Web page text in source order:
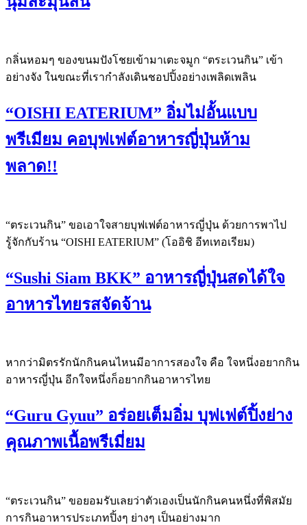
กลิ่นหอมๆ ของขนมปังโชยเข้ามาเตะจมูก “ตระเวนกิน” เข้า
อย่างจัง ในขณะที่เรากำลังเดินชอปปิ้งอย่างเพลิดเพลิน
“OISHI EATERIUM” อิ่มไม่อั้นแบบ
พรีเมียม คอบุฟเฟต์อาหารญี่ปุ่นห้าม
พลาด!!
“ตระเวนกิน” ขอเอาใจสายบุฟเฟต์อาหารญี่ปุ่น ด้วยการพาไป
รู้จักกับร้าน “OISHI EATERIUM” (โออิชิ อีทเทอเรียม)
“Sushi Siam BKK” อาหารญี่ปุ่นสดได้ใจ
อาหารไทยรสจัดจ้าน
หากว่ามิตรรักนักกินคนไหนมีอาการสองใจ คือ ใจหนึ่งอยากกิน
อาหารญี่ปุ่น อีกใจหนึ่งก็อยากกินอาหารไทย
“Guru Gyuu” อร่อยเต็มอิ่ม บุฟเฟต์ปิ้งย่าง
คุณภาพเนื้อพรีเมี่ยม
“ตระเวนกิน” ขอยอมรับเลยว่าตัวเองเป็นนักกินคนหนึ่งที่พิสมัย
การกินอาหารประเภทปิ้งๆ ย่างๆ เป็นอย่างมาก